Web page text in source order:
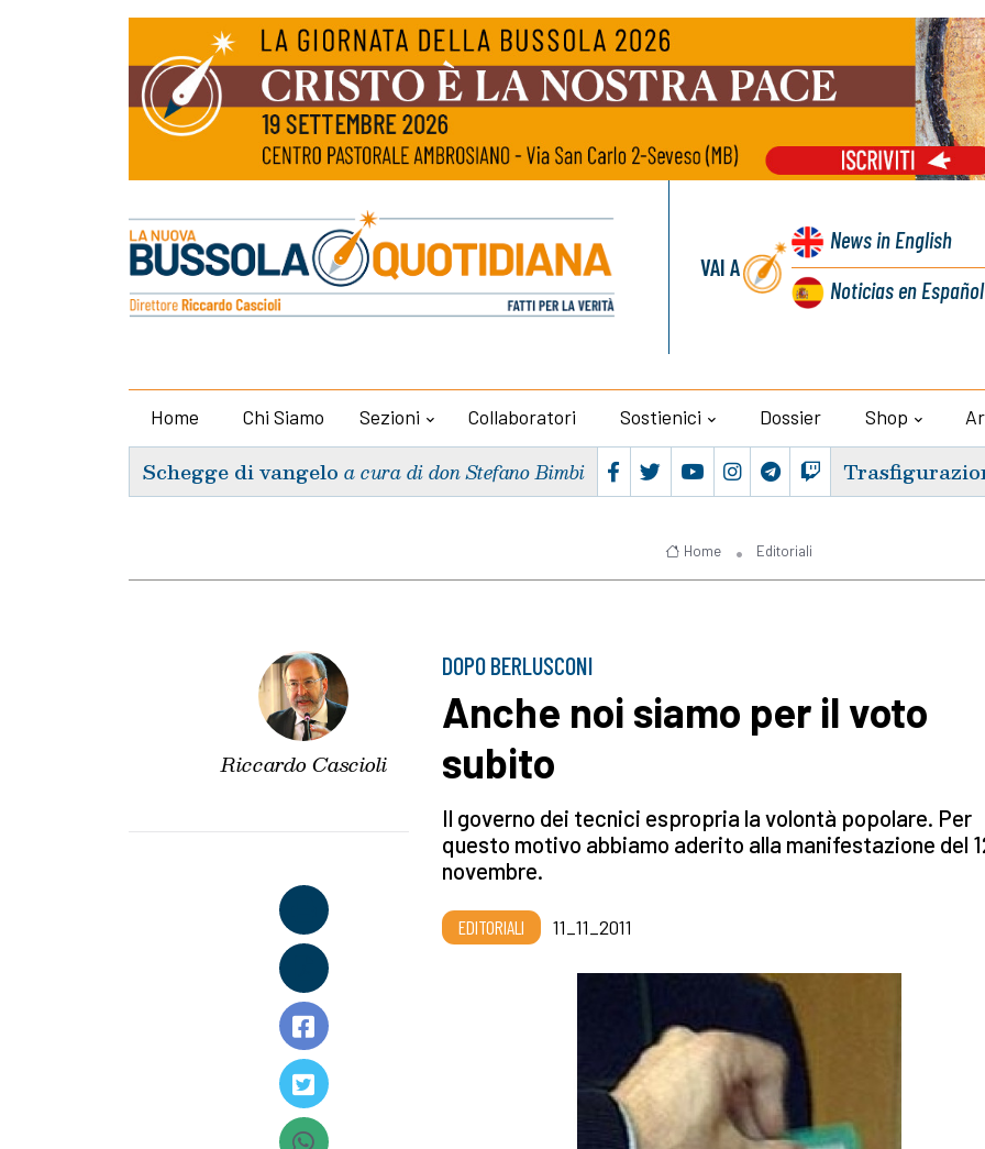
VAI A
Newsin English
Noticiasen Español
Home Chi Siamo Sezioni Collaboratori Sostienici Dossier Shop
Schegge di vangelo a cura di don Stefano Bimbi
Home Editoriali
Riccardo Cascioli
DOPO BERLUSCONI
Anche noi siamo per il voto
subito
Il governo dei tecnici espropria la volontà popolare. Per
questo motivo abbiamo aderito alla manifestazione del
novembre.
EDITORIALI 11_11_2011